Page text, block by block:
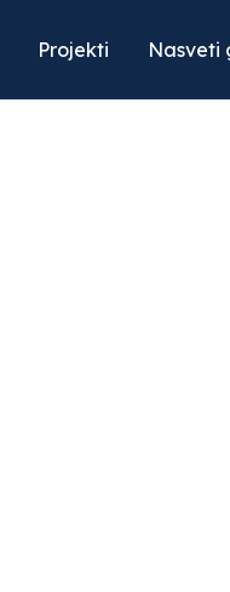
Projekti Nasveti